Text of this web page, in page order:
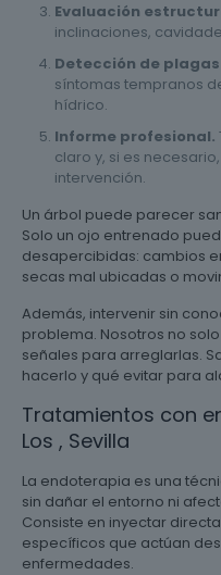
Evaluación
inclinaciones,
Detección de
síntomas tempranos
hídrico.
Informe profesional.
claro y, si es
intervención.
Un árbol puede parecer
Solo un ojo entrenado
desapercibidas: cambios
secas mal ubicadas o
Además, intervenir sin
problema. Nosotros no
señales para arreglarlas.
hacerlo y qué evitar para
Tratamientos con
Los , Sevilla
La endoterapia es una
sin dañar el entorno ni
Consiste en inyectar
específicos que actúan
enfermedades.